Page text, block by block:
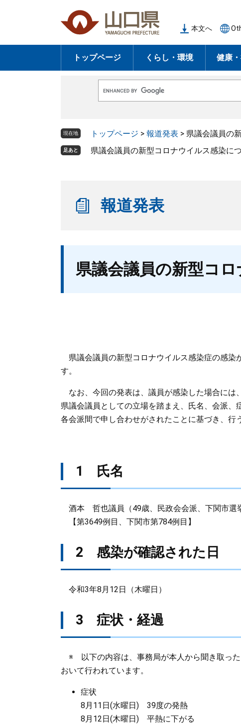
の
頭
ー
飛
本文へ
トップページ くらし・環境 健康
o
e
ス
現在地 トップページ > 報道発表 > 県議会議員の
足あと 県議会議員の新型コロナウイルス感染に
報道発表
県議会議員の新型コ
県議会議員の新型コロナウイルス感染症の感染
す。
なお、今回の発表は、議員が感染した場合には
県議会議員としての立場を踏まえ、氏名、会派
各会派間で申し合わせがされたことに基づき、行
1 氏名
酒本 哲也議員（49歳、民政会会派、下関市選
【第3649例目、下関市第784例目】
2 感染が確認された日
令和3年8月12日（木曜日）
3 症状・経過
※ 以下の内容は、事務局が本人から聞き取っ
おいて行われています。
症状
8月11日(水曜日) 39度の発熱
8月12日(木曜日) 平熱に下がる